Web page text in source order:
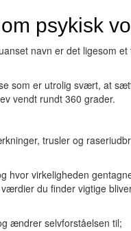
psykisk
navn er det ligesom
som er utrolig svært, at
vendt rundt 360 grader.
trusler og
hvor virkeligheden
du finder vigtige
ændrer selvforståelsen til;